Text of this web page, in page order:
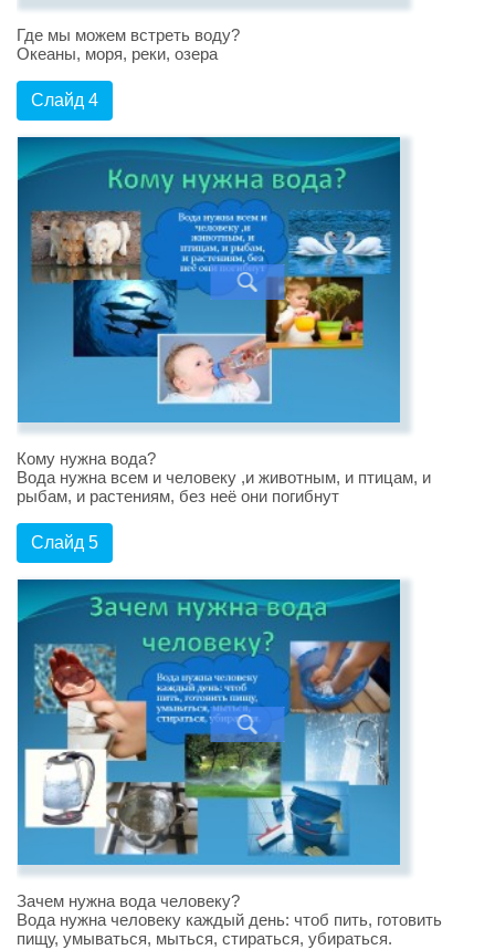
Где мы можем встреть воду?
Океаны, моря, реки, озера
Слайд 4
Кому нужна вода?
Вода нужна всем и человеку ,и животным, и птицам, и
рыбам, и растениям, без неё они погибнут
Слайд 5
Зачем нужна вода человеку?
Вода нужна человеку каждый день: чтоб пить, готовить
пищу, умываться, мыться, стираться, убираться.